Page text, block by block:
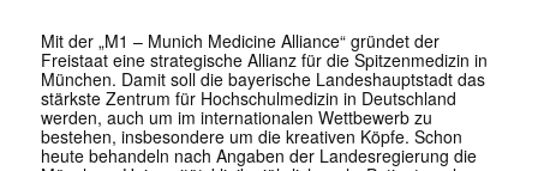
Mit der „M1 – Munich Medicine Alliance“ gründet der
Freistaat eine strategische Allianz für die Spitzenmedizin in
München. Damit soll die bayerische Landeshauptstadt das
stärkste Zentrum für Hochschulmedizin in Deutschland
werden, auch um im internationalen Wettbewerb zu
bestehen, insbesondere um die kreativen Köpfe. Schon
heute behandeln nach Angaben der Landesregierung die